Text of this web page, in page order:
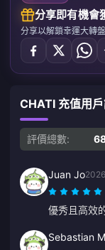
分享即有機會
分享以解鎖幸運大轉盤
CHATI 充值用
評價總數:
Juan Jo
優秀且高效
Sebastian